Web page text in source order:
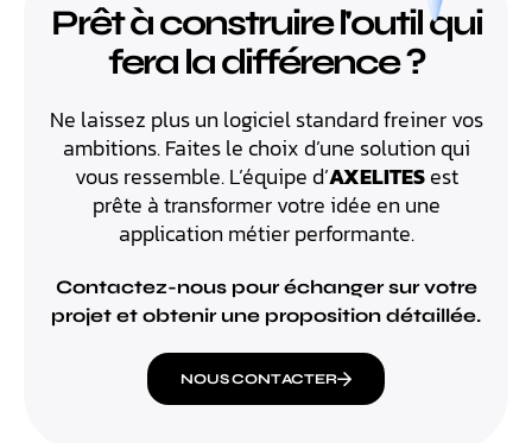
Prêt à construire l'outil qui
fera la différence ?
Ne laissez plus un logiciel standard freiner vos
ambitions. Faites le choix d’une solution qui
vous ressemble. L’équipe d’AXELITESest
prête à transformer votre idée en une
application métier performante.
Contactez-nous pour échanger sur votre
projet et obtenir une proposition détaillée.
NOUS CONTACTER